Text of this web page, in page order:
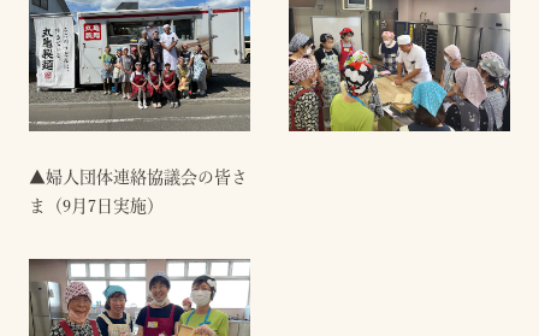
▲婦人団体連絡協議会の皆さ
ま（9月7日実施）